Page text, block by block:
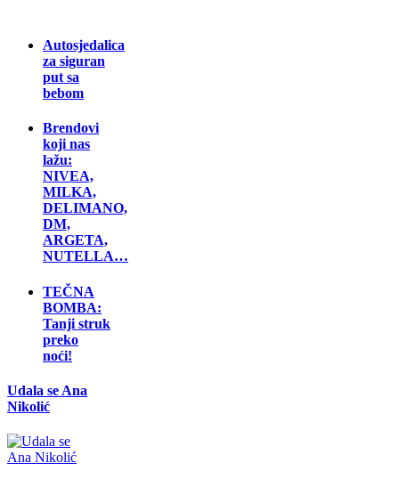
Autosjedalica
za siguran
put sa
bebom
Brendovi
koji nas
lažu:
NIVEA,
MILKA,
DELIMANO,
DM,
ARGETA,
NUTELLA…
TEČNA
BOMBA:
Tanji struk
preko
noći!
Udala se Ana
Nikolić